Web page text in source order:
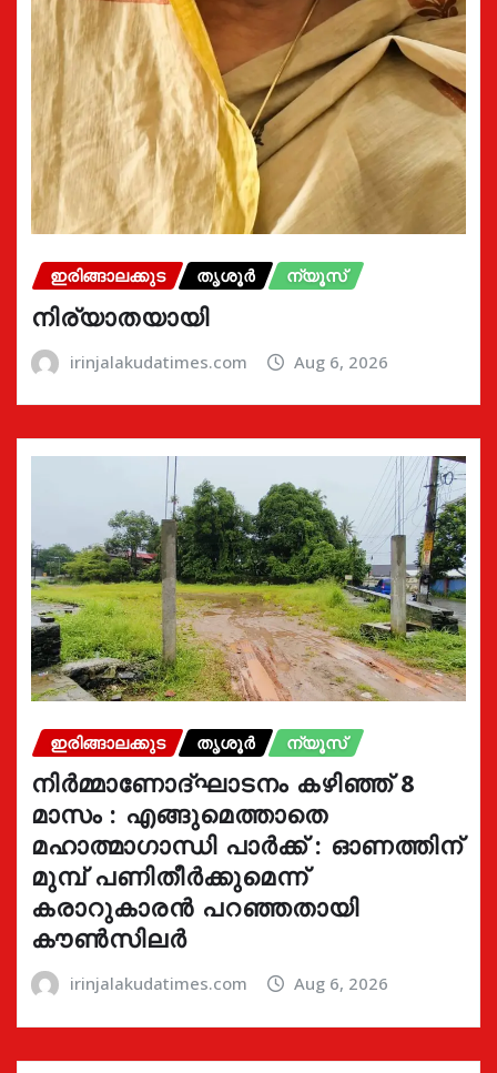
ഇരിങ്ങാലക്കുട തൃശൂർ ന്യൂസ്
നിര്യാതയായി
irinjalakudatimes.com Aug 6, 2026
ഇരിങ്ങാലക്കുട തൃശൂർ ന്യൂസ്
നിർമ്മാണോദ്ഘാടനം കഴിഞ്ഞ് 8
മാസം : എങ്ങുമെത്താതെ
മഹാത്മാഗാന്ധി പാർക്ക് : ഓണത്തിന്
മുമ്പ് പണിതീർക്കുമെന്ന്
കരാറുകാരൻ പറഞ്ഞതായി
കൗൺസിലർ
irinjalakudatimes.com Aug 6, 2026